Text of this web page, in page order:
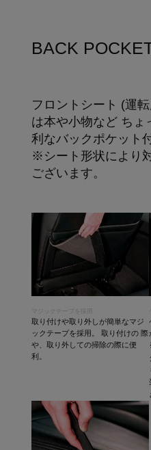
BACK
フロントシート (運
は本や小物など ちょ
利なバックポケット付
※シート形状により
ございます。
マジックテープを採用
取り付けや取り外しが簡単なマジ
ックテープを採用。 取り付けの 際
や、取り外しての掃除の際に便
利。